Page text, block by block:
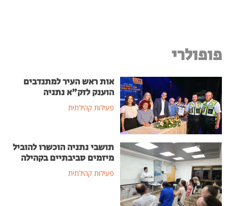
פופולרי
אות ראש העיר למתנדבים
הוענק לזק"א נתניה
פעילות קהילתית
תושבי נתניה הוכשרו להוביל
מיזמים סביבתיים בקהילה
פעילות קהילתית